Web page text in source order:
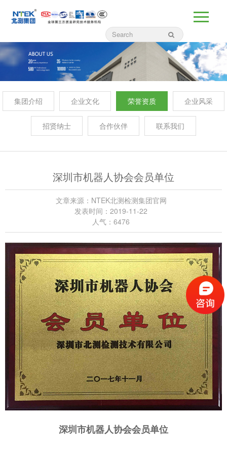
集团介绍 企业文化 荣誉资质 企业风采
招贤纳士 合作伙伴 联系我们
深圳市机器人协会会员单位
文章来源：NTEK北测检测集团官网
发表时间：2019-11-22
人气：6476
深圳市机器人协会会员单位